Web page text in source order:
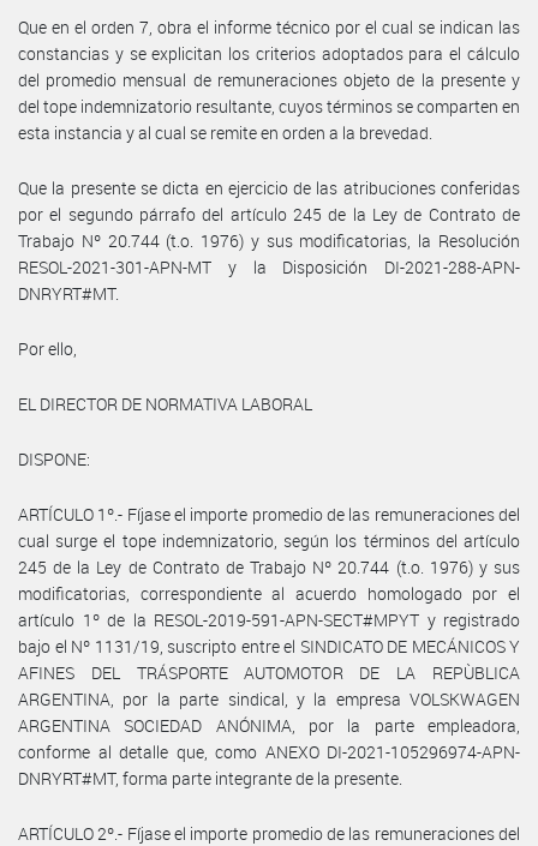
Que en el orden 7, obra el informe técnico por el cual se indican las
constancias y se explicitan los criterios adoptados para el cálculo
del promedio mensual de remuneraciones objeto de la presente y
del tope indemnizatorio resultante, cuyos términos se comparten en
esta instancia y al cual se remite en orden a la brevedad.
Que la presente se dicta en ejercicio de las atribuciones conferidas
por el segundo párrafo del artículo 245 de la Ley de Contrato de
Trabajo Nº 20.744 (t.o. 1976) y sus modificatorias, la Resolución
RESOL-2021-301-APN-MT y la Disposición DI-2021-288-APN-
DNRYRT#MT.
Por ello,
EL DIRECTOR DE NORMATIVA LABORAL
DISPONE:
ARTÍCULO 1º.- Fíjase el importe promedio de las remuneraciones del
cual surge el tope indemnizatorio, según los términos del artículo
245 de la Ley de Contrato de Trabajo Nº 20.744 (t.o. 1976) y sus
modificatorias, correspondiente al acuerdo homologado por el
artículo 1º de la RESOL-2019-591-APN-SECT#MPYT y registrado
bajo el Nº 1131/19, suscripto entre el SINDICATO DE MECÁNICOS Y
AFINES DEL TRÁSPORTE AUTOMOTOR DE LA REPÙBLICA
ARGENTINA, por la parte sindical, y la empresa VOLSKWAGEN
ARGENTINA SOCIEDAD ANÓNIMA, por la parte empleadora,
conforme al detalle que, como ANEXO DI-2021-105296974-APN-
DNRYRT#MT, forma parte integrante de la presente.
ARTÍCULO 2º.- Fíjase el importe promedio de las remuneraciones del